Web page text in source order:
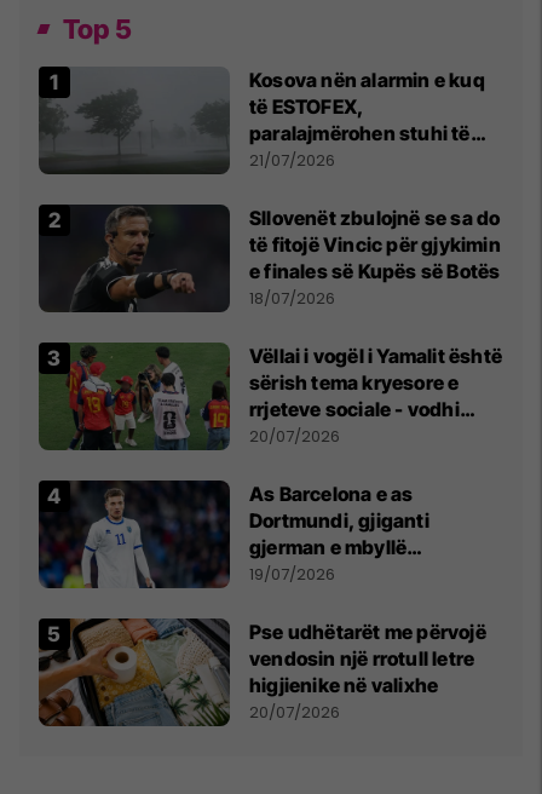
Top 5
Kosova nën alarmin e kuq
të ESTOFEX,
paralajmërohen stuhi të
fuqishme me breshër dhe
21/07/2026
Sllovenët zbulojnë se sa do
të fitojë Vincic për gjykimin
e finales së Kupës së Botës
18/07/2026
Vëllai i vogël i Yamalit është
sërish tema kryesore e
rrjeteve sociale - vodhi
vëmendjen pas finales së
20/07/2026
As Barcelona e as
Dortmundi, gjiganti
gjerman e mbyllë
marrëveshjen për Fisnik
19/07/2026
Pse udhëtarët me përvojë
vendosin një rrotull letre
higjienike në valixhe
20/07/2026